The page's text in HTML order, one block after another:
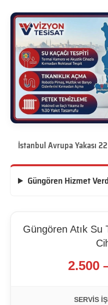
İstanbul Avrupa Yakası
Güngören Hizmet
Güngören Atık Su
2.500
SERVIS